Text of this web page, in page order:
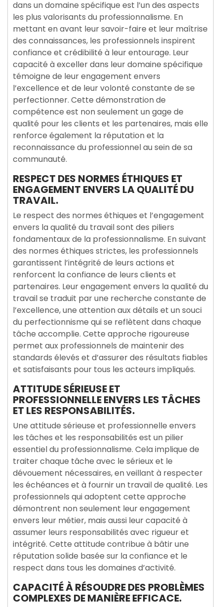
dans un domaine spécifique est l’un des aspects
les plus valorisants du professionnalisme. En
mettant en avant leur savoir-faire et leur maîtrise
des connaissances, les professionnels inspirent
confiance et crédibilité à leur entourage. Leur
capacité à exceller dans leur domaine spécifique
témoigne de leur engagement envers
l’excellence et de leur volonté constante de se
perfectionner. Cette démonstration de
compétence est non seulement un gage de
qualité pour les clients et les partenaires, mais elle
renforce également la réputation et la
reconnaissance du professionnel au sein de sa
communauté.
RESPECT DES NORMES ÉTHIQUES ET
ENGAGEMENT ENVERS LA QUALITÉ DU
TRAVAIL.
Le respect des normes éthiques et l’engagement
envers la qualité du travail sont des piliers
fondamentaux de la professionnalisme. En suivant
des normes éthiques strictes, les professionnels
garantissent l’intégrité de leurs actions et
renforcent la confiance de leurs clients et
partenaires. Leur engagement envers la qualité du
travail se traduit par une recherche constante de
l’excellence, une attention aux détails et un souci
du perfectionnisme qui se reflètent dans chaque
tâche accomplie. Cette approche rigoureuse
permet aux professionnels de maintenir des
standards élevés et d’assurer des résultats fiables
et satisfaisants pour tous les acteurs impliqués.
ATTITUDE SÉRIEUSE ET
PROFESSIONNELLE ENVERS LES TÂCHES
ET LES RESPONSABILITÉS.
Une attitude sérieuse et professionnelle envers
les tâches et les responsabilités est un pilier
essentiel du professionnalisme. Cela implique de
traiter chaque tâche avec le sérieux et le
dévouement nécessaires, en veillant à respecter
les échéances et à fournir un travail de qualité. Les
professionnels qui adoptent cette approche
démontrent non seulement leur engagement
envers leur métier, mais aussi leur capacité à
assumer leurs responsabilités avec rigueur et
intégrité. Cette attitude contribue à bâtir une
réputation solide basée sur la confiance et le
respect dans tous les domaines d’activité.
CAPACITÉ À RÉSOUDRE DES PROBLÈMES
COMPLEXES DE MANIÈRE EFFICACE.